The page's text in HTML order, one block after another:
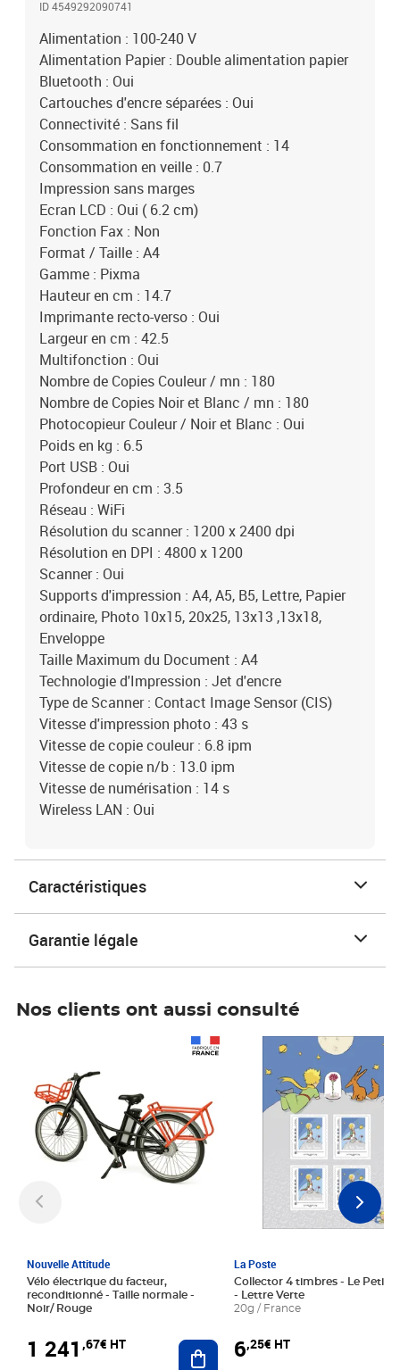
Scanner : Contact Image Sensor (CIS)Vitesse d'impression photo :
43 sVitesse de copie couleur : 6.8 ipmVitesse de copie n/b : 13.0
ipmVitesse de numérisation : 14 sWireless LAN : Oui
ID 4549292090741
Alimentation : 100-240 V
Alimentation Papier : Double alimentation papier
Bluetooth : Oui
Cartouches d'encre séparées : Oui
Connectivité : Sans fil
Consommation en fonctionnement : 14
Consommation en veille : 0.7
Impression sans marges
Ecran LCD : Oui ( 6.2 cm)
Fonction Fax : Non
Format / Taille : A4
Gamme : Pixma
Hauteur en cm : 14.7
Imprimante recto-verso : Oui
Largeur en cm : 42.5
Multifonction : Oui
Nombre de Copies Couleur / mn : 180
Nombre de Copies Noir et Blanc / mn : 180
Photocopieur Couleur / Noir et Blanc : Oui
Poids en kg : 6.5
Port USB : Oui
Profondeur en cm : 3.5
Réseau : WiFi
Résolution du scanner : 1200 x 2400 dpi
Résolution en DPI : 4800 x 1200
Scanner : Oui
Supports d'impression : A4, A5, B5, Lettre, Papier
ordinaire, Photo 10x15, 20x25, 13x13 ,13x18,
Enveloppe
Taille Maximum du Document : A4
Technologie d'Impression : Jet d'encre
Type de Scanner : Contact Image Sensor (CIS)
Vitesse d'impression photo : 43 s
Vitesse de copie couleur : 6.8 ipm
Vitesse de copie n/b : 13.0 ipm
Vitesse de numérisation : 14 s
Wireless LAN : Oui
Caractéristiques
Garantie légale
Nos clients ont aussi consulté
Nouvelle Attitude
Vélo électrique du facteur,
reconditionné - Taille normale -
Noir/ Rouge
1 241 ,67€ HT Ajouter au panier
La Poste
Collector 4 timbres - Le Petit
- Lettre Verte
20g / France
6,25€ HT
Prix 6,25€ HT